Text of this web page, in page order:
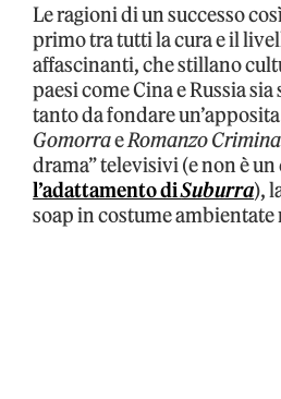
Le ragioni di un successo
primo tra tutti la cura e il
affascinanti, che stillano
paesi come Cina e Russia
tanto da fondare
GomorraeRomanzo
drama” televisivi (e non è
l’adattamento diSuburra),
soap in costume